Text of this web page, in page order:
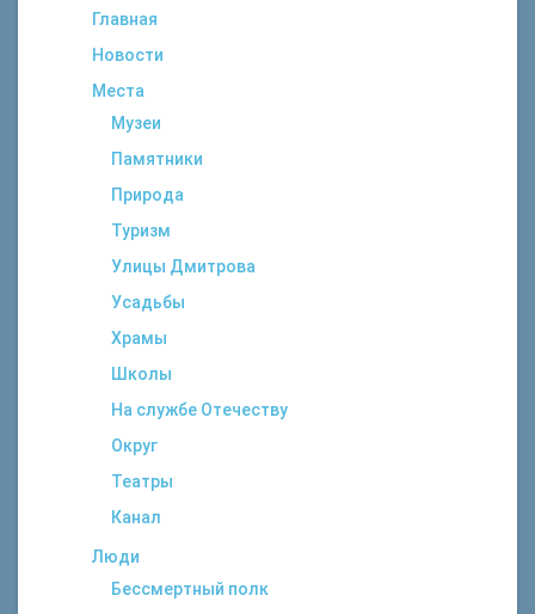
Главная
Новости
Места
Музеи
Памятники
Природа
Туризм
Улицы Дмитрова
Усадьбы
Храмы
Школы
На службе Отечеству
Округ
Театры
Канал
Люди
Бессмертный полк